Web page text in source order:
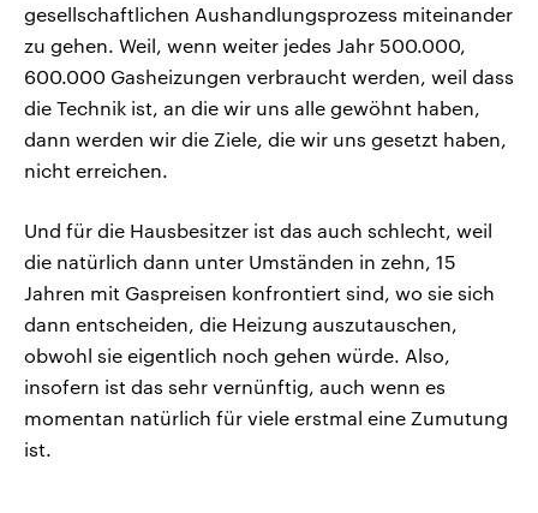
gesellschaftlichen Aushandlungsprozess miteinander
zu gehen. Weil, wenn weiter jedes Jahr 500.000,
600.000 Gasheizungen verbraucht werden, weil dass
die Technik ist, an die wir uns alle gewöhnt haben,
dann werden wir die Ziele, die wir uns gesetzt haben,
nicht erreichen.
Und für die Hausbesitzer ist das auch schlecht, weil
die natürlich dann unter Umständen in zehn, 15
Jahren mit Gaspreisen konfrontiert sind, wo sie sich
dann entscheiden, die Heizung auszutauschen,
obwohl sie eigentlich noch gehen würde. Also,
insofern ist das sehr vernünftig, auch wenn es
momentan natürlich für viele erstmal eine Zumutung
ist.